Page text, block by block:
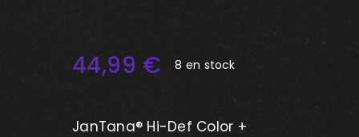
44,99 € 8 en stock
JanTana® Hi-Def Color +